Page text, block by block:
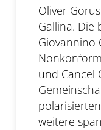
Oliver
Gallina. Die
Giovannino
und Cancel
weitere